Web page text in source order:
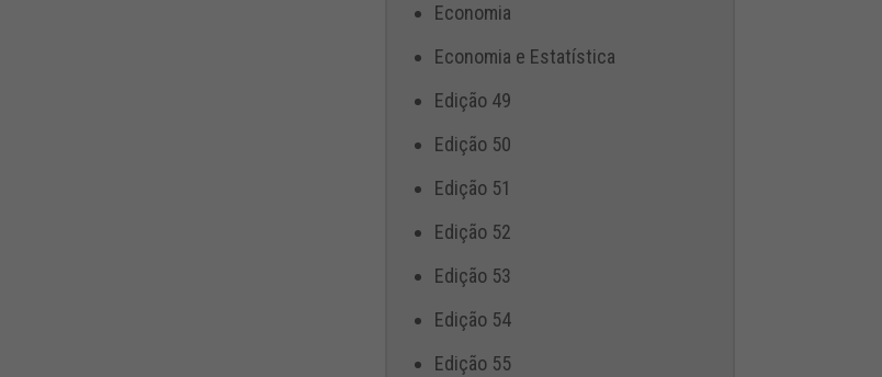
Economia
Economia e Estatística
Edição 49
Edição 50
Edição 51
Edição 52
Edição 53
Edição 54
Edição 55